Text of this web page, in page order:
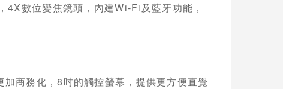
4X數位變焦鏡頭，內建Wi-Fi及藍牙功能，
加商務化，8吋的觸控螢幕，提供更方便直覺